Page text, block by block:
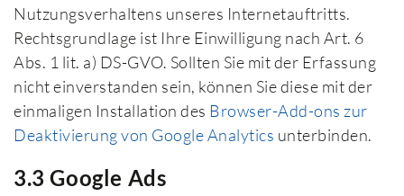
Nutzungsverhaltens unseres Internetauftritts.
Rechtsgrundlage ist Ihre Einwilligung nach Art. 6
Abs. 1 lit. a) DS-GVO. Sollten Sie mit der Erfassung
nicht einverstanden sein, können Sie diese mit der
einmaligen Installation des Browser-Add-ons zur
Deaktivierung von Google Analytics unterbinden.
3.3 Google Ads